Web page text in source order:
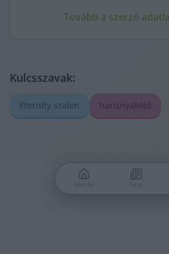
újságírásától.
Tovább a szerző
Kulcsszavak:
Eternity szalon harisnyakötő
Főoldal Friss